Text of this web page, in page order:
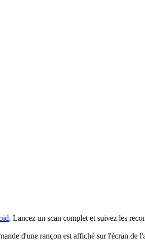
. Lancez un scan complet et suivez les
d'une rançon est affiché sur l'écran de